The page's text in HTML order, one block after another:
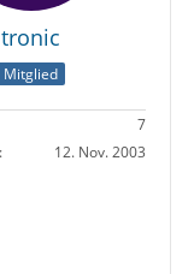
tronic
Mitglied
7
12. Nov. 2003